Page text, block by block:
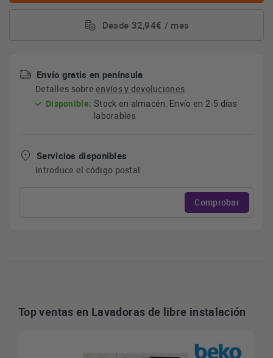
Desde 32,94€ / mes
Envío gratis en península
Detalles sobreenvíos y devoluciones
Disponible: Stock en almacén. Envío en 2-5 días
laborables
Servicios disponibles
Introduce el código postal
Comprobar
Top ventas en Lavadoras de libre instalación